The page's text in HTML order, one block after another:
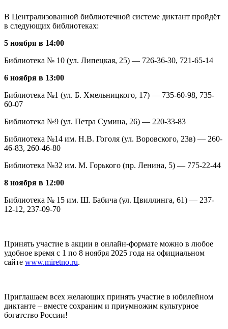
В Централизованной библиотечной системе диктант пройдёт
в следующих библиотеках:
5 ноября в 14:00
Библиотека № 10 (ул. Липецкая, 25) — 726-36-30, 721-65-14
6 ноября в 13:00
Библиотека №1 (ул. Б. Хмельницкого, 17) — 735-60-98, 735-
60-07
Библиотека №9 (ул. Петра Сумина, 26) — 220-33-83
Библиотека №14 им. Н.В. Гоголя (ул. Воровского, 23в) — 260-
46-83, 260-46-80
Библиотека №32 им. М. Горького (пр. Ленина, 5) — 775-22-44
8 ноября в 12:00
Библиотека № 15 им. Ш. Бабича (ул. Цвиллинга, 61) — 237-
12-12, 237-09-70
Принять участие в акции в онлайн-формате можно в любое
удобное время с 1 по 8 ноября 2025 года на официальном
сайте www.miretno.ru.
Приглашаем всех желающих принять участие в юбилейном
диктанте – вместе сохраним и приумножим культурное
богатство России!